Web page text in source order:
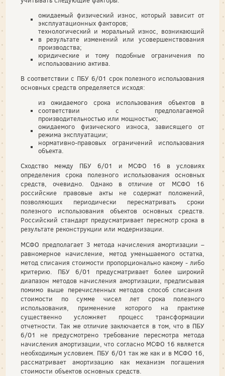
ожидаемый физический износ, который зависит от
эксплуатационных факторов;
технологический и моральный износ, возникающий
в результате изменений или усовершенствования
производства;
юридические и тому подобные ограничения по
использованию актива.
В соответствии с ПБУ 6/01 срок полезного использования
основных средств определяется исходя:
из ожидаемого срока использования объектов в
соответствии с предполагаемой
производительностью или мощностью;
ожидаемого физического износа, зависящего от
режима эксплуатации;
нормативно-правовых ограничений использования
объекта.
Сходство между ПБУ 6/01 и МСФО 16 в условиях
определения срока полезного использования основных
средств, очевидно. Однако в отличие от МСФО 16
российские правовые акты не содержат положений,
позволяющих периодически пересматривать сроки
полезного использования объектов основных средств.
Российский стандарт предусматривает пересмотр срока в
результате реконструкции или модернизации.
МСФО предполагает 3 метода начисления амортизации –
равномерное начисление, метод уменьшаемого остатка,
метод списания стоимости пропорционально какому - либо
критерию. ПБУ 6/01 предусматривает более широкий
диапазон методов начисления амортизации, предписывая
помимо выше перечисленных методов способ списания
стоимости по сумме чисел лет срока полезного
использования, применение которого на практике
существенно усложняет процесс трансформации
отчетности. Так же отличие заключается в том, что в ПБУ
6/01 не предусмотрено требование пересмотра метода
начисления амортизации, что согласно МСФО 16 является
необходимым условием. ПБУ 6/01 так же как и в МСФО 16,
рассматривает амортизацию как механизм погашения
стоимости объектов основных средств.